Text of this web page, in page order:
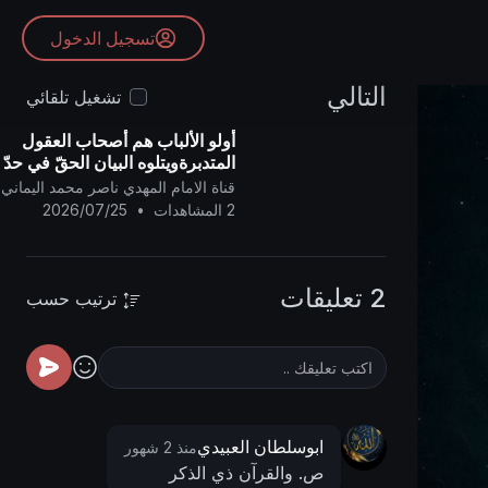
تسجيل الدخول
التالي
تشغيل تلقائي
أولو الألباب هم أصحاب العقول
المتدبرةويتلوه البيان الحقّ في حدّ
الزنى وحدِّ التغريب ..
قناة الامام المهدي ناصر محمد اليماني
2 المشاهدات
•
2026/07/25
2 تعليقات ترتيب حسب
ابوسلطان العبيديمنذ 2 شهور
ص. والقرآن ذي الذكر